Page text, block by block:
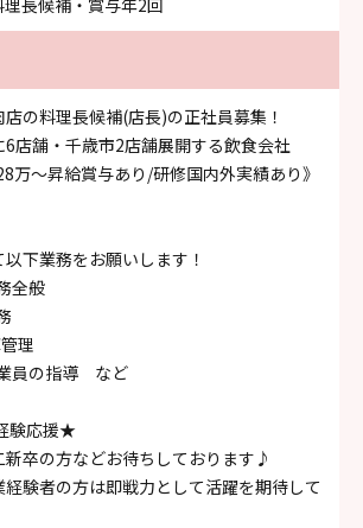
の料理長候補(店長)の正社員募集！
店舗・千歳市2店舗展開する飲食会社
万～昇給賞与あり/研修国内外実績あり》
下業務をお願いします！
全般
理
員の指導 など
験応援★
卒の方などお待ちしております♪
験者の方は即戦力として活躍を期待して